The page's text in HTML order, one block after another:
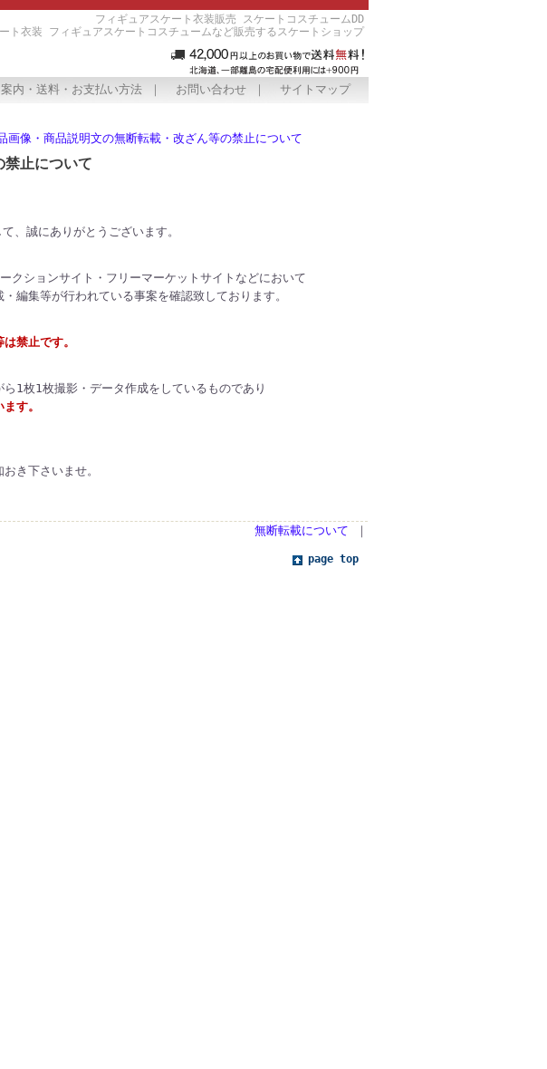
フィギュアスケート衣装販売 スケートコスチュームDD
ト衣装 フィギュアスケートコスチュームなど販売するスケートショップ
内・送料・お支払い方法 お問い合わせ サイトマップ
画像・商品説明文の無断転載・改ざん等の禁止について
禁止について
、誠にありがとうございます。
クションサイト・フリーマーケットサイトなどにおいて
編集等が行われている事案を確認致しております。
禁止です。
1枚1枚撮影・データ作成をしているものであり
す。
き下さいませ。
無断転載について ｜
page top